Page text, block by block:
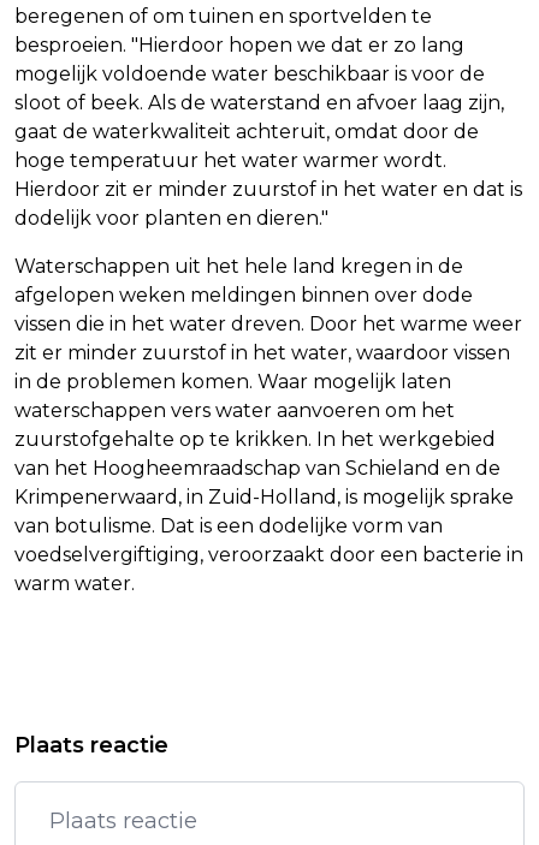
beregenen of om tuinen en sportvelden te
besproeien. "Hierdoor hopen we dat er zo lang
mogelijk voldoende water beschikbaar is voor de
sloot of beek. Als de waterstand en afvoer laag zijn,
gaat de waterkwaliteit achteruit, omdat door de
hoge temperatuur het water warmer wordt.
Hierdoor zit er minder zuurstof in het water en dat is
dodelijk voor planten en dieren."
Waterschappen uit het hele land kregen in de
afgelopen weken meldingen binnen over dode
vissen die in het water dreven. Door het warme weer
zit er minder zuurstof in het water, waardoor vissen
in de problemen komen. Waar mogelijk laten
waterschappen vers water aanvoeren om het
zuurstofgehalte op te krikken. In het werkgebied
van het Hoogheemraadschap van Schieland en de
Krimpenerwaard, in Zuid-Holland, is mogelijk sprake
van botulisme. Dat is een dodelijke vorm van
voedselvergiftiging, veroorzaakt door een bacterie in
warm water.
VERWACHTING VAN TWEEDE KINDJE
LICHAAM ALI KHAMENEI
AANGEKOMEN IN MASHHAD VOOR
BEGRAFENIS
Plaats reactie